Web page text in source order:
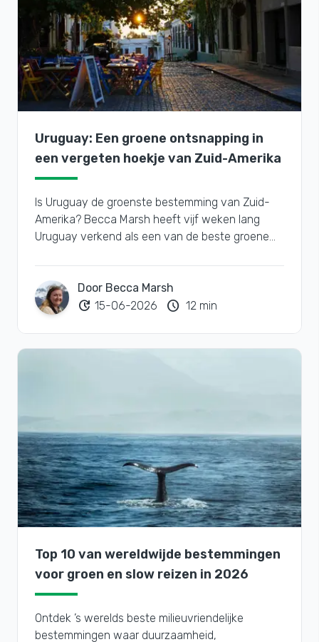
Uruguay: Een groene ontsnapping in
een vergeten hoekje van Zuid-Amerika
Is Uruguay de groenste bestemming van Zuid-
Amerika? Becca Marsh heeft vijf weken lang
Uruguay verkend als een van de beste groene
Door Becca Marsh
update 15-06-2026 schedule 12 min
Top 10 van wereldwijde bestemmingen
voor groen en slow reizen in 2026
Ontdek ’s werelds beste milieuvriendelijke
bestemmingen waar duurzaamheid,